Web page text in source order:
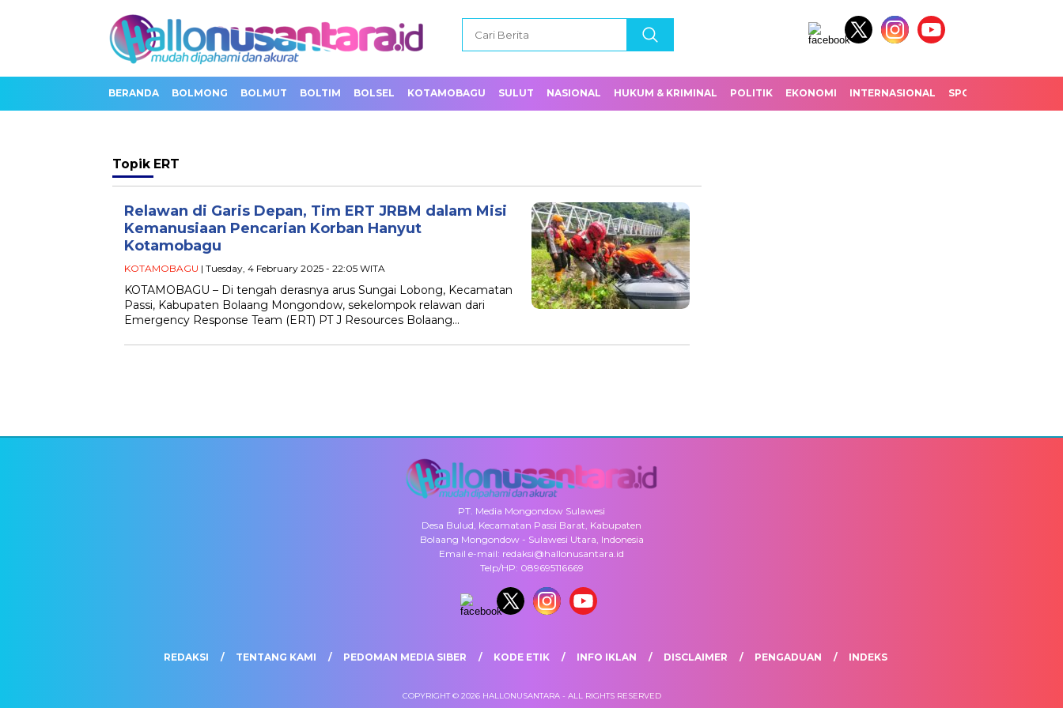
BERANDA BOLMONG BOLMUT BOLTIM BOLSEL KOTAMOBAGU SULUT NASIONAL HUKUM & KRIMINAL POLITIK EKONOMI INTERNASIONAL SPORT
Topik ERT
Relawan di Garis Depan, Tim ERT JRBM dalam Misi
Kemanusiaan Pencarian Korban Hanyut
Kotamobagu
KOTAMOBAGU | Tuesday, 4 February 2025 - 22:05 WITA
KOTAMOBAGU – Di tengah derasnya arus Sungai Lobong, Kecamatan
Passi, Kabupaten Bolaang Mongondow, sekelompok relawan dari
Emergency Response Team (ERT) PT J Resources Bolaang…
PT. Media Mongondow Sulawesi
Desa Bulud, Kecamatan Passi Barat, Kabupaten
Bolaang Mongondow - Sulawesi Utara, Indonesia
Email e-mail: redaksi@hallonusantara.id
Telp/HP: 089695116669
REDAKSI TENTANG KAMI PEDOMAN MEDIA SIBER KODE ETIK INFO IKLAN DISCLAIMER PENGADUAN INDEKS
COPYRIGHT © 2026 HALLONUSANTARA - ALL RIGHTS RESERVED